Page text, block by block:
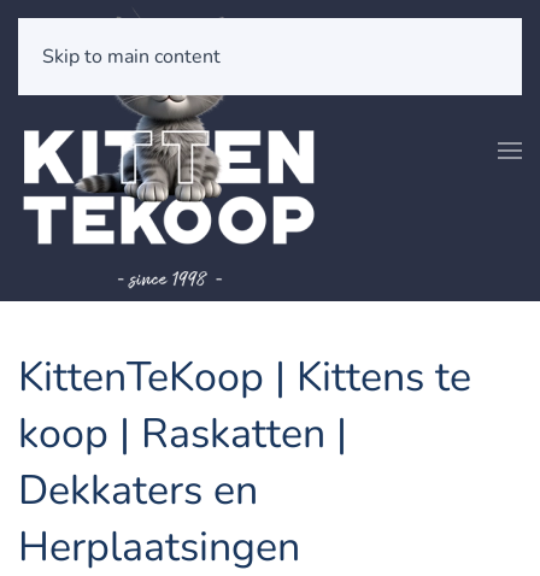
Skip to main content
KittenTeKoop | Kittens te
koop | Raskatten |
Dekkaters en
Herplaatsingen